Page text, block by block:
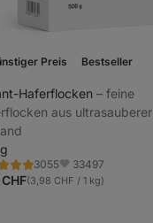
Preis Bestseller
Haferflocken ⁠–⁠ feine
aus
3055Favoriten
33497
(3,98 CHF / 1 kg)